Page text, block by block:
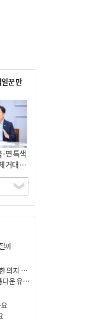
꾼 만
·면 특색
거대 정
까
與가 막은 ‘산은 부산행’…전재수 강력한 의지 표명 없인 공염불
田 “장금상선도 설득중”…해운기업 ‘톱다운 유치전’ 가속